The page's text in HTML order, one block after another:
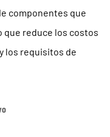
componentes que
que reduce los costos
los requisitos de